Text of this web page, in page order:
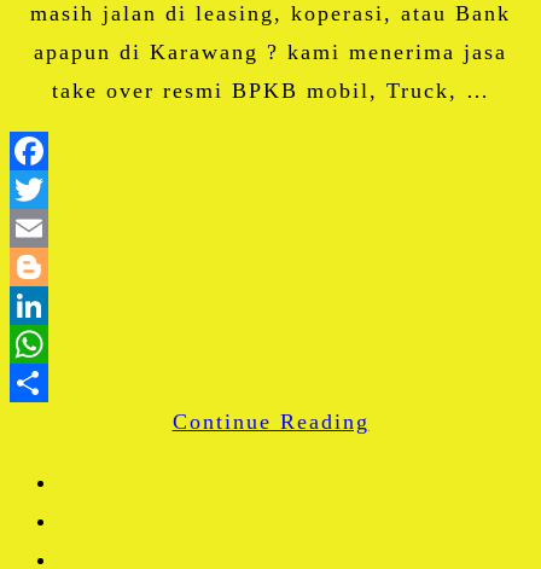
masih jalan di leasing, koperasi, atau Bank
apapun di Karawang ? kami menerima jasa
take over resmi BPKB mobil, Truck, …
Share
Continue Reading